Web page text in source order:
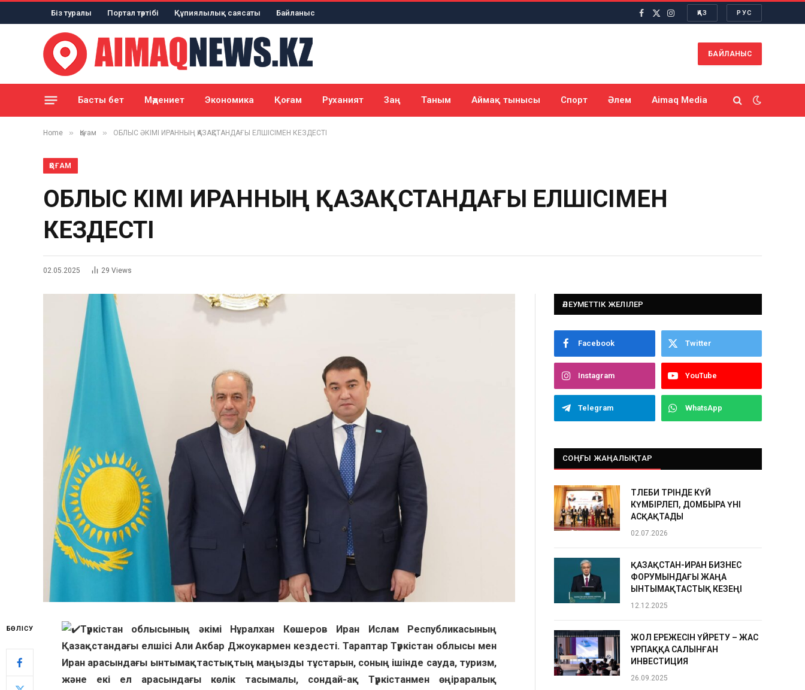
Біз туралы Портал тәртібі Құпиялылық саясаты Байланыс
Facebook
X
Instagram
ҚАЗ РУС
БАЙЛАНЫС
Басты бет Мәдениет Экономика Қоғам Руханият Заң Таным Аймақ тынысы Спорт Әлем Aimaq Media
Home » Қоғам » ОБЛЫС ӘКІМІ ИРАННЫҢ ҚАЗАҚСТАНДАҒЫ ЕЛШІСІМЕН КЕЗДЕСТІ
ҚОҒАМ
ОБЛЫС ӘКІМІ ИРАННЫҢ ҚАЗАҚСТАНДАҒЫ ЕЛШІСІМЕН
КЕЗДЕСТІ
02.05.2025 29 Views
БӨЛІСУ
Түркістан облысының әкімі Нұралхан Көшеров Иран Ислам Республикасының
Қазақстандағы елшісі Али Акбар Джоукармен кездесті. Тараптар Түркістан облысы мен
Иран арасындағы ынтымақтастықтың маңызды тұстарын, соның ішінде сауда, туризм,
және екі ел арасындағы көлік тасымалы, сондай-ақ Түркістанмен өңіраралық
ӘЛЕУМЕТТІК ЖЕЛІЛЕР
Facebook Twitter
Instagram YouTube
Telegram WhatsApp
СОҢҒЫ ЖАҢАЛЫҚТАР
ТӨЛЕБИ ТӨРІНДЕ КҮЙ
КҮМБІРЛЕП, ДОМБЫРА ҮНІ
АСҚАҚТАДЫ
02.07.2026
ҚАЗАҚСТАН-ИРАН БИЗНЕС
ФОРУМЫНДАҒЫ ЖАҢА
ЫНТЫМАҚТАСТЫҚ КЕЗЕҢІ
12.12.2025
ЖОЛ ЕРЕЖЕСІН ҮЙРЕТУ – ЖАС
ҰРПАҚҚА САЛЫНҒАН
ИНВЕСТИЦИЯ
26.09.2025